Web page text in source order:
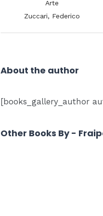
Arte
Zuccari, Federico
About the author
[books_gallery_author
Other Books By -